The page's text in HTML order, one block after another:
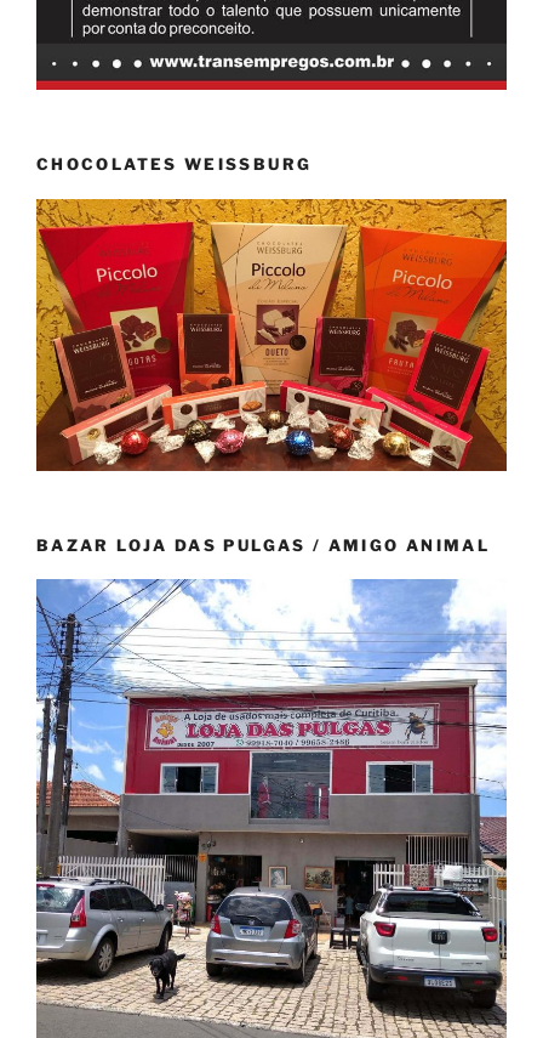
CHOCOLATES WEISSBURG
BAZAR LOJA DAS PULGAS / AMIGO ANIMAL